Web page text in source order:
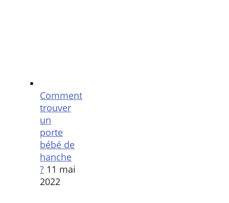
Comment
trouver
un
porte
bébé de
hanche
? 11 mai
2022